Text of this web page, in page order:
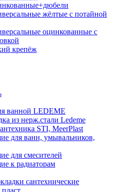
жёлтые с потайной
оцинкованные с
крепёж
ванной LEDEME
из нерж.стали Ledeme
STI, MeerPlast
для ванн, умывальников,
для смесителей
к радиаторам
сантехнические